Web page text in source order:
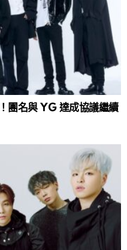
團名與 YG 達成協議繼續